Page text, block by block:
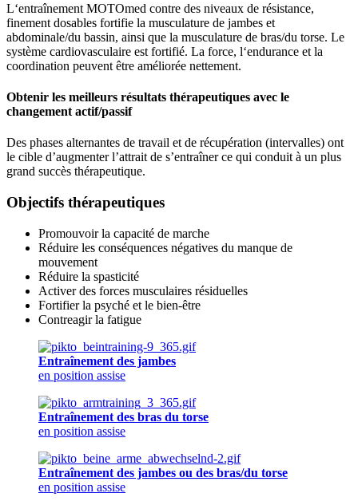
L‘entraînement MOTOmed contre des niveaux de résistance,
finement dosables fortifie la musculature de jambes et
abdominale/du bassin, ainsi que la musculature de bras/du torse. Le
système cardiovasculaire est fortifié. La force, l‘endurance et la
coordination peuvent être améliorée nettement.
Obtenir les meilleurs résultats thérapeutiques avec le
changement actif/passif
Des phases alternantes de travail et de récupération (intervalles) ont
le cible d’augmenter l’attrait de s’entraîner ce qui conduit à un plus
grand succès thérapeutique.
Objectifs thérapeutiques
Promouvoir la capacité de marche
Réduire les conséquences négatives du manque de
mouvement
Réduire la spasticité
Activer des forces musculaires résiduelles
Fortifier la psyché et le bien-être
Contreagir la fatigue
Entraînement des jambes
en position assise
Entraînement des bras du torse
en position assise
Entraînement des jambes ou des bras/du torse
en position assise